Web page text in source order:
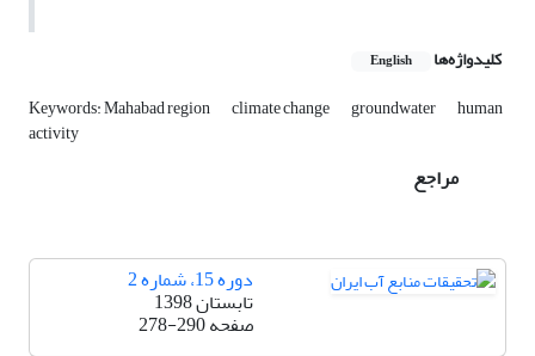
کلیدواژه‌ها English
Keywords: Mahabad region climate change groundwater human
activity
مراجع
دوره 15، شماره 2
تابستان 1398
صفحه278-290